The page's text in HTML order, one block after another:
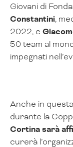
Giovani di
Constantini,
2022, e
50 team al
impegnati
Anche in
durante la
Cortina sarà
curerà